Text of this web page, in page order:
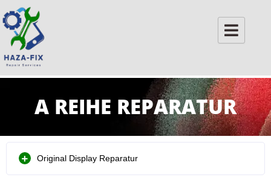
to
content
A REIHE REPARATUR
Original Display Reparatur